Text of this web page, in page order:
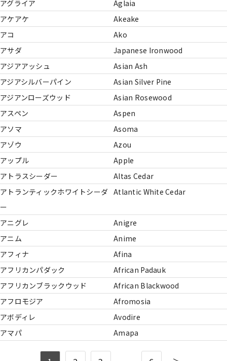
アグライア
Aglaia
アケアケ
Akeake
アコ
Ako
アサダ
Japanese Ironwood
アジアアッシュ
Asian Ash
アジアシルバーパイン
Asian Silver Pine
アジアンローズウッド
Asian Rosewood
アスペン
Aspen
アソマ
Asoma
アゾウ
Azou
アップル
Apple
アトラスシーダー
Altas Cedar
アトランティックホワイトシーダ
ー
Atlantic White Cedar
アニグレ
Anigre
アニム
Anime
アフィナ
Afina
アフリカンパダック
African Padauk
アフリカンブラックウッド
African Blackwood
アフロモジア
Afromosia
アボディレ
Avodire
アマパ
Amapa